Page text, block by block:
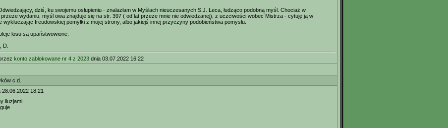
dziś, ku swojemu osłupieniu - znalazłam w Myślach nieuczesanych S.J. Leca, łudząco podobną myśl. Chociaż w
wydaniu, myśl owa znajduje się na str. 397 ( od lat przeze mnie nie odwiedzanej), z uczciwości wobec Mistrza - cytuję ją w
wykluczając freudowskiej pomyłki z mojej strony, albo jakiejś innej przyczyny podobieństwa pomysłu.
losu są upaństwowione.
D.
konto zablokowane nr 4 z 2023 dnia 03.07.2022 16:22
c.d.
28.06.2022 18:21
iluzjami